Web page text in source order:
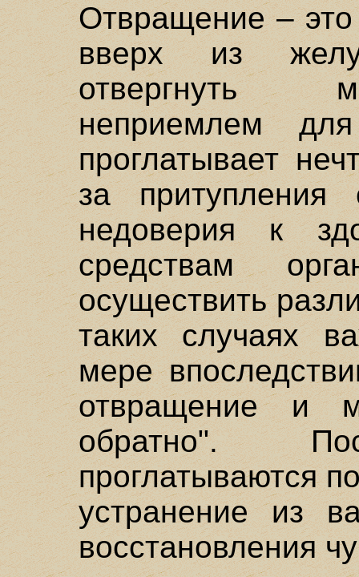
Отвращение –
вверх из
отвергнуть
неприемлем
проглатывает
за
недоверия к
средствам
осуществить
таких случаях
мере
отвращение и
обратно".
проглатываются
устранение из
восстановления